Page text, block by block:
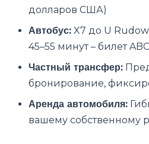
долларов США)
Автобус: X7 до U
45–55 минут – билет
Частный трансфер:
бронирование,
Аренда автомобиля:
вашему собственному